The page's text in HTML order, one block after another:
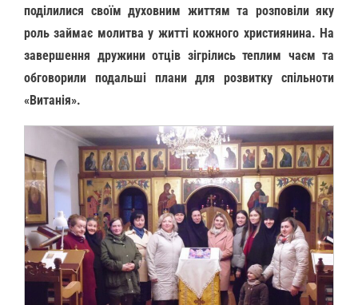
поділилися своїм духовним життям та розповіли яку
роль займає молитва у житті кожного християнина. На
завершення дружини отців зігрілись теплим чаєм та
обговорили подальші плани для розвитку спільноти
«Витанія».